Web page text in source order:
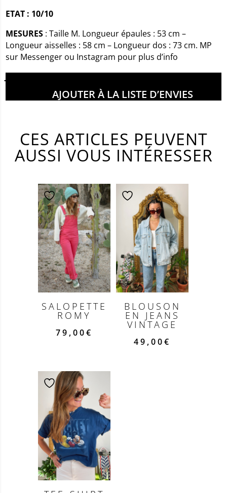
ETAT : 10/10
MESURES : Taille M. Longueur épaules : 53 cm –
Longueur aisselles : 58 cm – Longueur dos : 73 cm. MP
sur Messenger ou Instagram pour plus d’info
AJOUTER À LA LISTE D’ENVIES
CES ARTICLES PEUVENT
AUSSI VOUS INTÉRESSER
SALOPETTE
ROMY
79,00€
BLOUSON
EN JEANS
VINTAGE
49,00€